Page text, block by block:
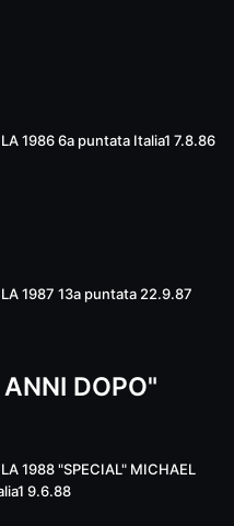
01:22:55
1986 6a puntata Italia1 7.8.86
1987 13a puntata 22.9.87
DOPO"
"SPECIAL" MICHAEL
9.6.88